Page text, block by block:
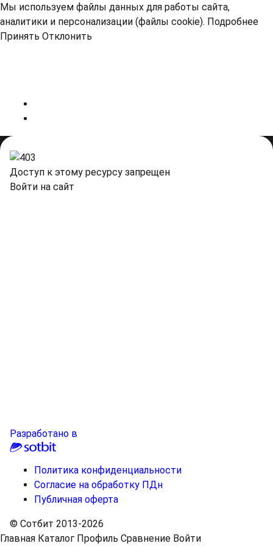
Мы используем файлы данных для работы сайта,
аналитики и персонализации (файлы cookie). Подробнее
Принять Отклонить
Доступ к этому ресурсу запрещен
Войти на сайт
Разработано в
Политика конфиденциальности
Согласие на обработку ПДн
Публичная оферта
© Сотбит 2013-2026
Главная Каталог Профиль Сравнение Войти